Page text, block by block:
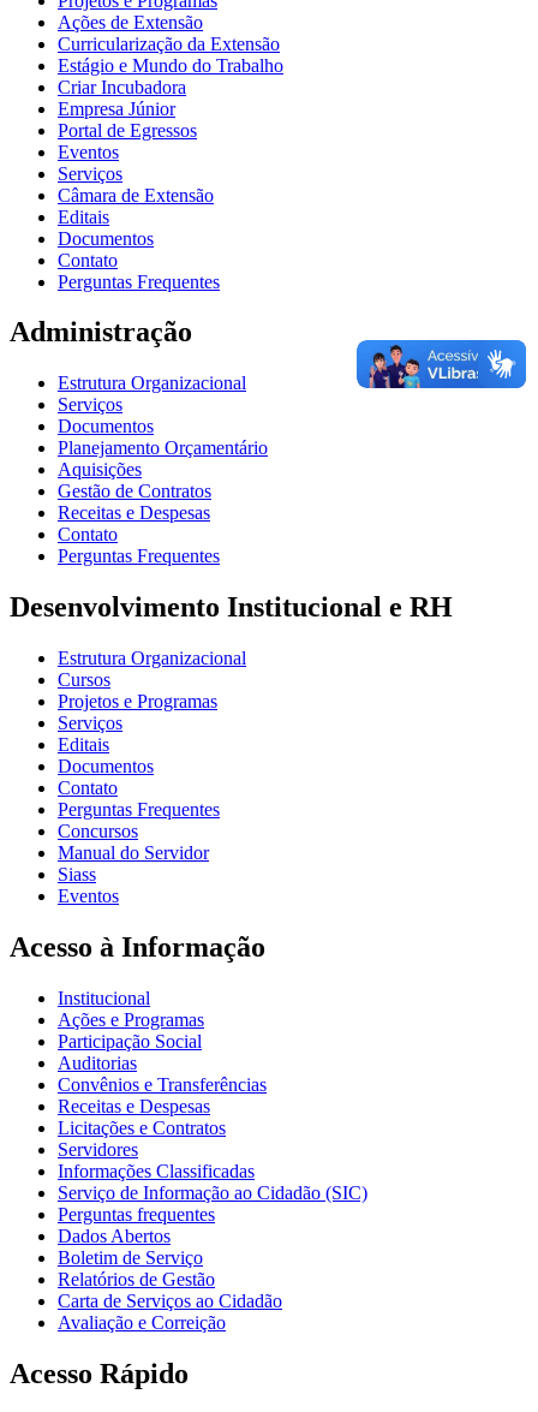
Ações de Extensão
Curricularização da Extensão
Estágio e Mundo do Trabalho
Criar Incubadora
Empresa Júnior
Portal de Egressos
Eventos
Serviços
Câmara de Extensão
Editais
Documentos
Contato
Perguntas Frequentes
Administração
Estrutura Organizacional
Serviços
Documentos
Planejamento Orçamentário
Aquisições
Gestão de Contratos
Receitas e Despesas
Contato
Perguntas Frequentes
Desenvolvimento Institucional e RH
Estrutura Organizacional
Cursos
Projetos e Programas
Serviços
Editais
Documentos
Contato
Perguntas Frequentes
Concursos
Manual do Servidor
Siass
Eventos
Acesso à Informação
Institucional
Ações e Programas
Participação Social
Auditorias
Convênios e Transferências
Receitas e Despesas
Licitações e Contratos
Servidores
Informações Classificadas
Serviço de Informação ao Cidadão (SIC)
Perguntas frequentes
Dados Abertos
Boletim de Serviço
Relatórios de Gestão
Carta de Serviços ao Cidadão
Avaliação e Correição
Acesso Rápido